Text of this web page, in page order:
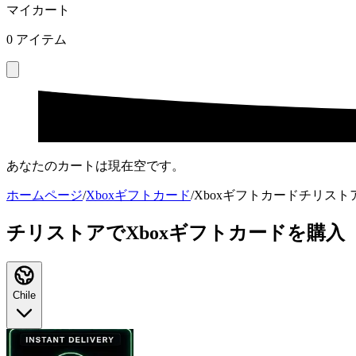
マイカート
0 アイテム
あなたのカートは現在空です。
ホームページ/Xboxギフトカード/Xboxギフトカードチリスト
チリストアでXboxギフトカードを購入
Chile